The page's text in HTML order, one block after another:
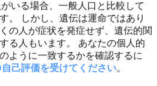
いる場合、一般人口と比較して
。 しかし、遺伝は運命ではあり
の人が症状を発症せず、遺伝的関
る人もいます。 あなたの個人的
ように一致するかを確認するに
己評価を受けてください。